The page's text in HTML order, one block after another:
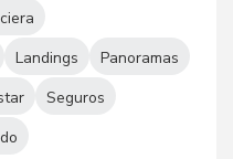
Landings
Panoramas
Seguros